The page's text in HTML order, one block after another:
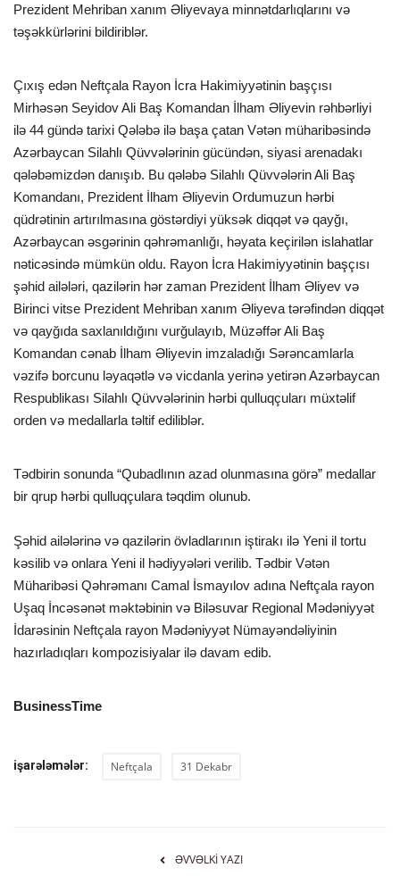
Prezident Mehriban xanım Əliyevaya minnətdarlıqlarını və
təşəkkürlərini bildiriblər.
Çıxış edən Neftçala Rayon İcra Hakimiyyətinin başçısı
Mirhəsən Seyidov Ali Baş Komandan İlham Əliyevin rəhbərliyi
ilə 44 gündə tarixi Qələbə ilə başa çatan Vətən müharibəsində
Azərbaycan Silahlı Qüvvələrinin gücündən, siyasi arenadakı
qələbəmizdən danışıb. Bu qələbə Silahlı Qüvvələrin Ali Baş
Komandanı, Prezident İlham Əliyevin Ordumuzun hərbi
qüdrətinin artırılmasına göstərdiyi yüksək diqqət və qayğı,
Azərbaycan əsgərinin qəhrəmanlığı, həyata keçirilən islahatlar
nəticəsində mümkün oldu. Rayon İcra Hakimiyyətinin başçısı
şəhid ailələri, qazilərin hər zaman Prezident İlham Əliyev və
Birinci vitse Prezident Mehriban xanım Əliyeva tərəfindən diqqət
və qayğıda saxlanıldığını vurğulayıb, Müzəffər Ali Baş
Komandan cənab İlham Əliyevin imzaladığı Sərəncamlarla
vəzifə borcunu ləyaqətlə və vicdanla yerinə yetirən Azərbaycan
Respublikası Silahlı Qüvvələrinin hərbi qulluqçuları müxtəlif
orden və medallarla təltif ediliblər.
Tədbirin sonunda “Qubadlının azad olunmasına görə” medallar
bir qrup hərbi qulluqçulara təqdim olunub.
Şəhid ailələrinə və qazilərin övladlarının iştirakı ilə Yeni il tortu
kəsilib və onlara Yeni il hədiyyələri verilib. Tədbir Vətən
Müharibəsi Qəhrəmanı Camal İsmayılov adına Neftçala rayon
Uşaq İncəsənət məktəbinin və Biləsuvar Regional Mədəniyyət
İdarəsinin Neftçala rayon Mədəniyyət Nümayəndəliyinin
hazırladıqları kompozisiyalar ilə davam edib.
BusinessTime
işarələmələr: Neftçala 31 Dekabr
ƏVVƏLKI YAZI